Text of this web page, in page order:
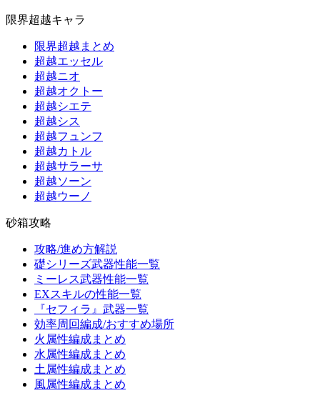
限界超越キャラ
限界超越まとめ
超越エッセル
超越ニオ
超越オクトー
超越シエテ
超越シス
超越フュンフ
超越カトル
超越サラーサ
超越ソーン
超越ウーノ
砂箱攻略
攻略/進め方解説
礎シリーズ武器性能一覧
ミーレス武器性能一覧
EXスキルの性能一覧
『セフィラ』武器一覧
効率周回編成/おすすめ場所
火属性編成まとめ
水属性編成まとめ
土属性編成まとめ
風属性編成まとめ